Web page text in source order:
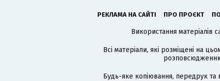
РЕКЛАМА НА САЙТІ ПРО ПРОЄКТ
Використання матеріалів
Всі матеріали, які розміщені на
розповсюдженню
Будь-яке копіювання, передрук та